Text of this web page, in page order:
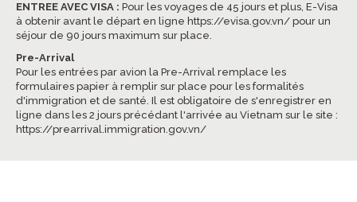
ENTREE AVEC VISA : Pour les voyages de 45 jours et plus, E-Visa
à obtenir avant le départ en ligne https://evisa.gov.vn/ pour un
séjour de 90 jours maximum sur place.
Pre-Arrival
Pour les entrées par avion la Pre-Arrival remplace les
formulaires papier à remplir sur place pour les formalités
d'immigration et de santé. Il est obligatoire de s'enregistrer en
ligne dans les 2 jours précédant l'arrivée au Vietnam sur le site :
https://prearrival.immigration.gov.vn/